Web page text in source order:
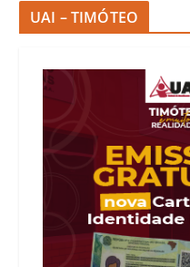
UAI – TIMÓTEO